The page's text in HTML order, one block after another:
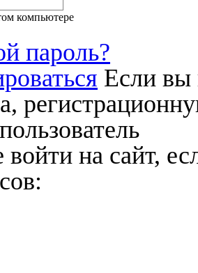
компьютере
пароль?
Если вы
на сайт,